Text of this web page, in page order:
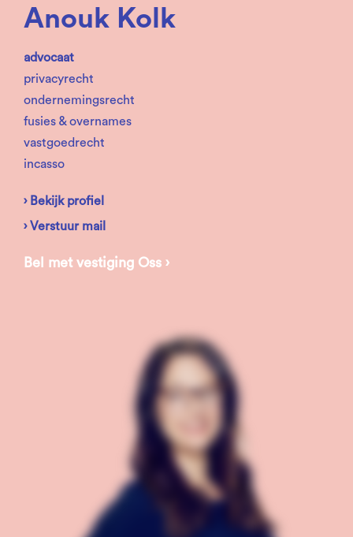
Anouk Kolk
advocaat
privacyrecht
ondernemingsrecht
fusies & overnames
vastgoedrecht
incasso
› Bekijk profiel
› Verstuur mail
Bel met vestiging Oss ›